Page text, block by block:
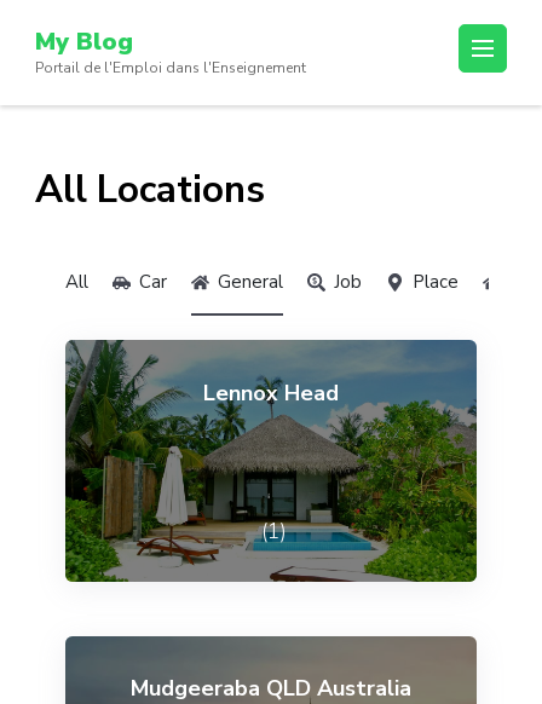
My Blog
Portail de l'Emploi dans l'Enseignement
All Locations
All Car General Job Place
Lennox Head
(1)
Mudgeeraba QLD Australia